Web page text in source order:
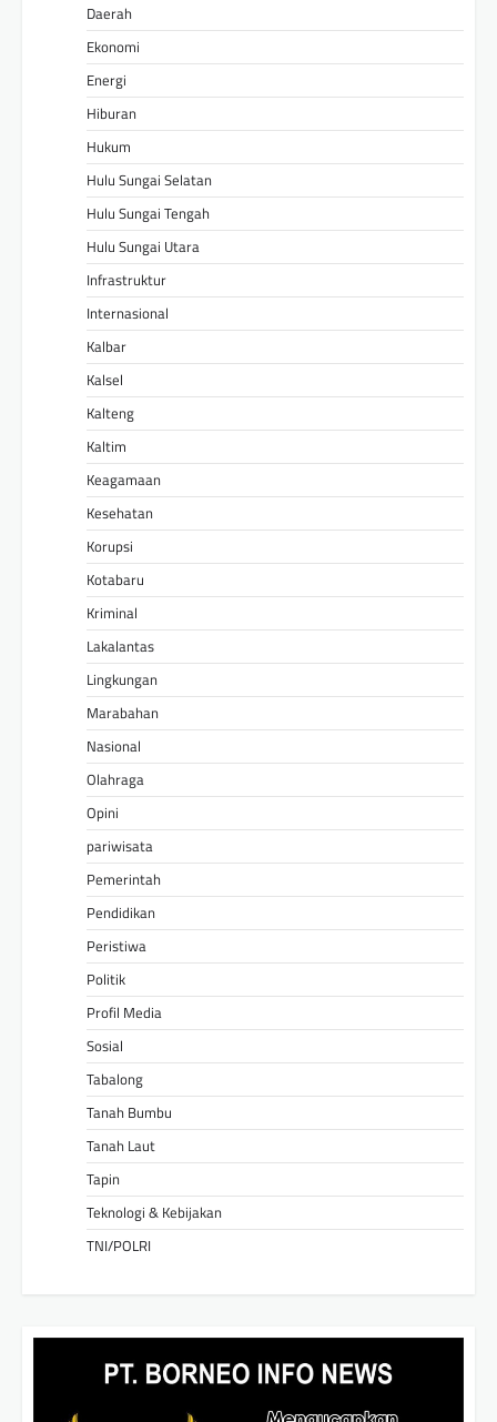
Daerah
Ekonomi
Energi
Hiburan
Hukum
Hulu Sungai Selatan
Hulu Sungai Tengah
Hulu Sungai Utara
Infrastruktur
Internasional
Kalbar
Kalsel
Kalteng
Kaltim
Keagamaan
Kesehatan
Korupsi
Kotabaru
Kriminal
Lakalantas
Lingkungan
Marabahan
Nasional
Olahraga
Opini
pariwisata
Pemerintah
Pendidikan
Peristiwa
Politik
Profil Media
Sosial
Tabalong
Tanah Bumbu
Tanah Laut
Tapin
Teknologi & Kebijakan
TNI/POLRI